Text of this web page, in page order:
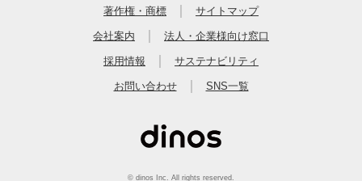
著作権・商標 サイトマップ
会社案内 法人・企業様向け窓口
採用情報 サステナビリティ
お問い合わせ SNS一覧
© dinos Inc. All rights reserved.